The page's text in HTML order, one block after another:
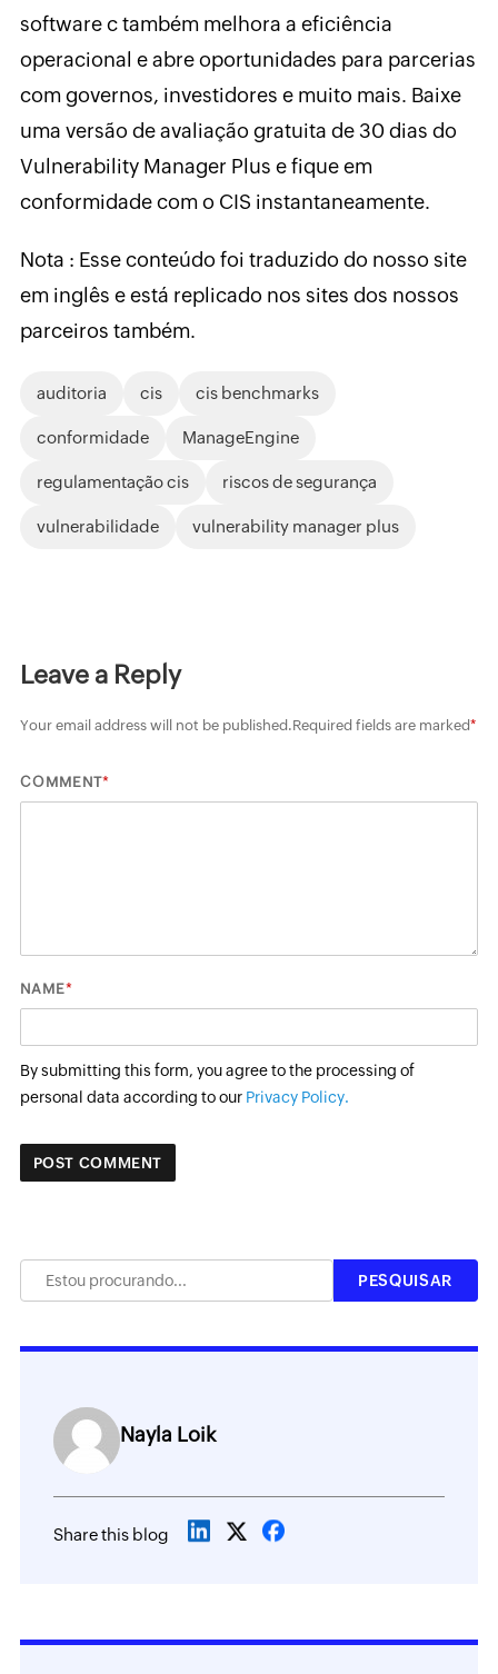
software c também melhora a eficiência
operacional e abre oportunidades para parcerias
com governos, investidores e muito mais. Baixe
uma versão de avaliação gratuita de 30 dias do
Vulnerability Manager Plus e fique em
conformidade com o CIS instantaneamente.
Nota : Esse conteúdo foi traduzido do nosso site
em inglês e está replicado nos sites dos nossos
parceiros também.
auditoria cis cis benchmarks
conformidade ManageEngine
regulamentação cis riscos de segurança
vulnerabilidade vulnerability manager plus
Leave a Reply
Your email address will not be published.Required fields are marked*
COMMENT*
NAME*
By submitting this form, you agree to the processing of
personal data according to our Privacy Policy.
Nayla Loik
Share this blog